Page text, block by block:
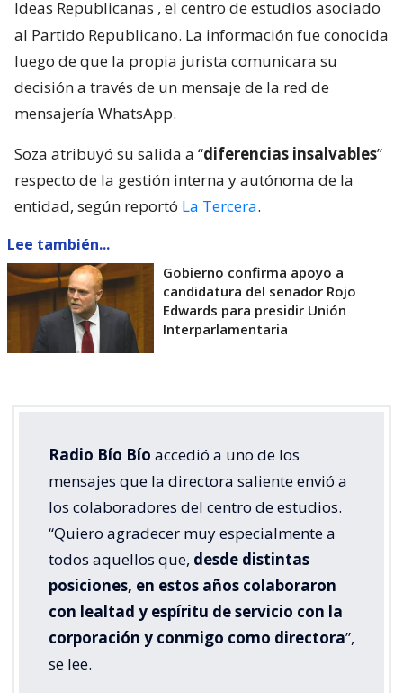
Ideas Republicanas , el centro de estudios asociado
al Partido Republicano. La información fue conocida
luego de que la propia jurista comunicara su
decisión a través de un mensaje de la red de
mensajería WhatsApp.
Soza atribuyó su salida a “diferencias insalvables”
respecto de la gestión interna y autónoma de la
entidad, según reportó La Tercera.
Lee también...
Gobierno confirma apoyo a
candidatura del senador Rojo
Edwards para presidir Unión
Interparlamentaria
Radio Bío Bío accedió a uno de los
mensajes que la directora saliente envió a
los colaboradores del centro de estudios.
“Quiero agradecer muy especialmente a
todos aquellos que, desde distintas
posiciones, en estos años colaboraron
con lealtad y espíritu de servicio con la
corporación y conmigo como directora”,
se lee.